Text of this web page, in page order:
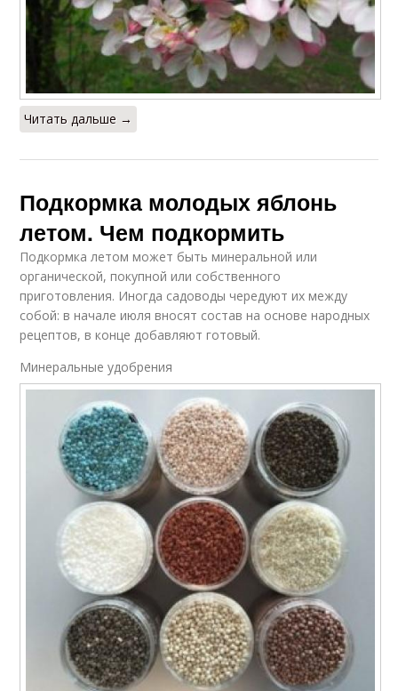
Читать дальше →
Подкормка молодых яблонь
летом. Чем подкормить
Подкормка летом может быть минеральной или
органической, покупной или собственного
приготовления. Иногда садоводы чередуют их между
собой: в начале июля вносят состав на основе народных
рецептов, в конце добавляют готовый.
Минеральные удобрения